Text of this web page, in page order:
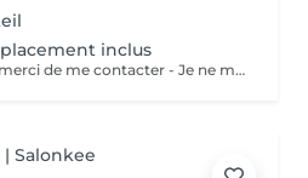
inclus
- Pour les soins à domicile merci de me contacter - Je ne me déplace pas à plus de 20 KM